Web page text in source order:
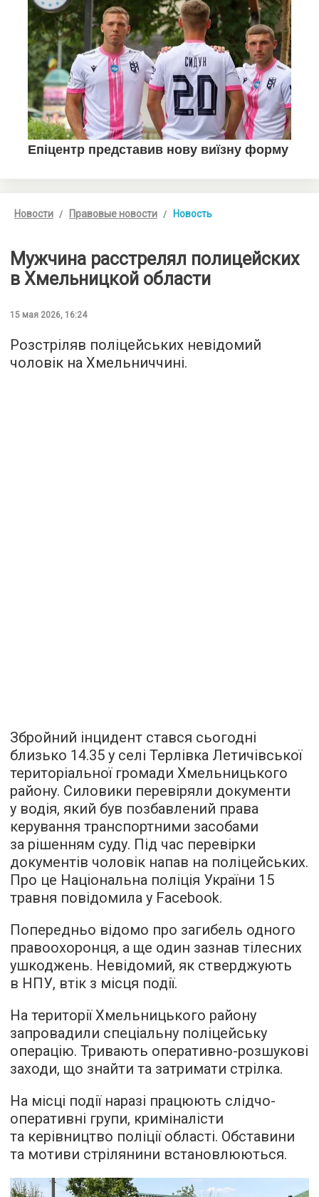
Новости Правовые новости Новость
Мужчина расстрелял полицейских
в Хмельницкой области
15 мая 2026, 16:24
Розстріляв поліцейських невідомий
чоловік на Хмельниччині.
Збройний інцидент стався сьогодні
близько 14.35 у селі Терлівка Летичівської
територіальної громади Хмельницького
району. Силовики перевіряли документи
у водія, який був позбавлений права
керування транспортними засобами
за рішенням суду. Під час перевірки
документів чоловік напав на поліцейських.
Про це Національна поліція України 15
травня повідомила у Facebook.
Попередньо відомо про загибель одного
правоохоронця, а ще один зазнав тілесних
ушкоджень. Невідомий, як стверджують
в НПУ, втік з місця події.
На території Хмельницького району
запровадили спеціальну поліцейську
операцію. Тривають оперативно-розшукові
заходи, що знайти та затримати стрілка.
На місці події наразі працюють слідчо-
оперативні групи, криміналісти
та керівництво поліції області. Обставини
та мотиви стрілянини встановлюються.